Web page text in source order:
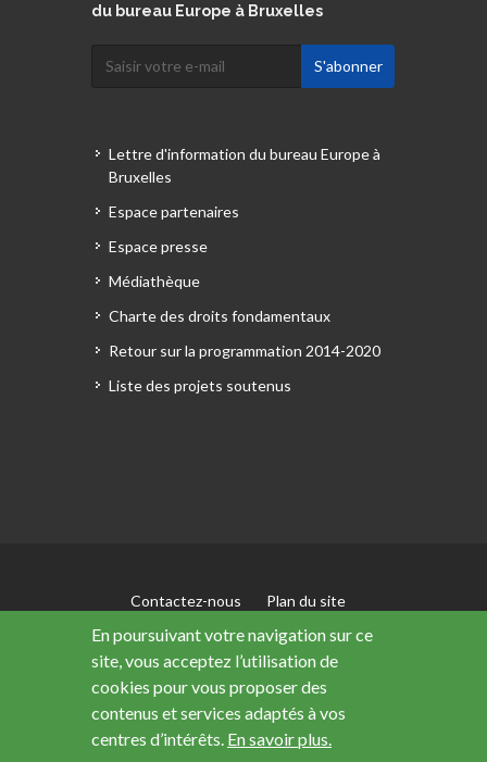
En poursuivant votre navigation sur ce
site, vous acceptez l’utilisation de
cookies pour vous proposer des
contenus et services adaptés à vos
centres d’intérêts. En savoir plus.
du bureau Europe à Bruxelles
Lettre d'information du bureau Europe à
Bruxelles
Espace partenaires
Espace presse
Médiathèque
Charte des droits fondamentaux
Retour sur la programmation 2014-2020
Liste des projets soutenus
Contactez-nous
Plan du site
Mentions légales
Accessibilité : non conforme
Données personnelles
Ce site a été financé avec le soutien de l’Union